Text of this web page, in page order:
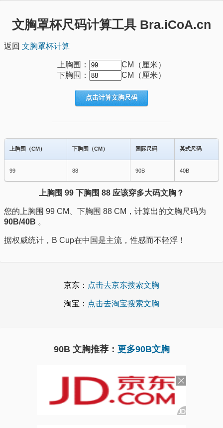
文胸罩杯尺码计算工具 Bra.iCoA.cn
返回 文胸罩杯计算
上胸围：
CM（厘米）
下胸围：
CM（厘米）
点击计算文胸尺码
上胸围（CM） 下胸围（CM） 国际尺码 英式尺码
99 88 90B 40B
上胸围 99 下胸围 88 应该穿多大码文胸？
您的上胸围 99 CM、下胸围 88 CM，计算出的文胸尺码为
90B/40B 。
据权威统计，B Cup在中国是主流，性感而不轻浮！
京东： 点击去京东搜索文胸
淘宝： 点击去淘宝搜索文胸
90B 文胸推荐： 更多90B文胸